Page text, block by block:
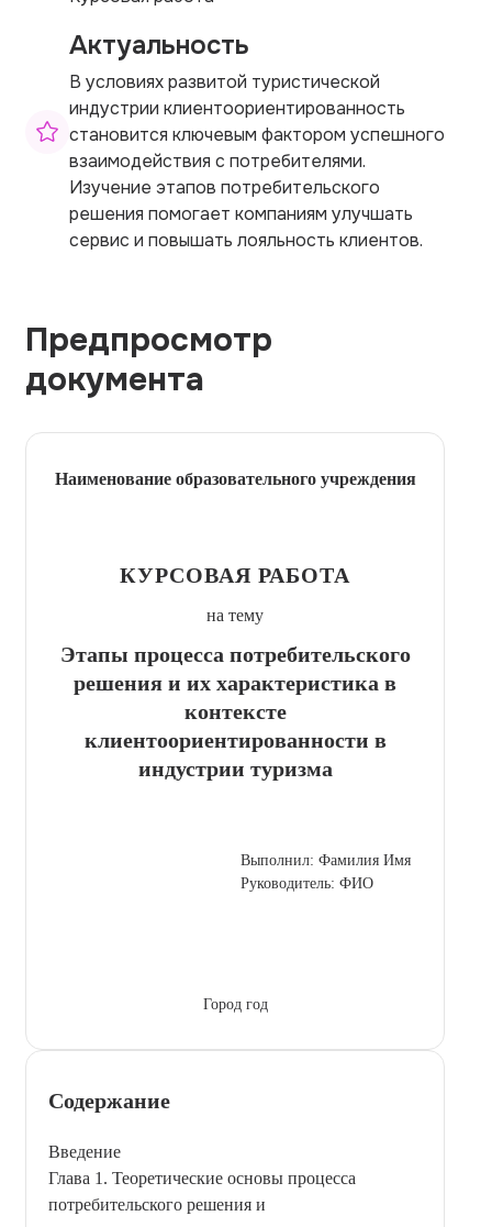
Актуальность
В условиях развитой туристической
индустрии клиентоориентированность
становится ключевым фактором успешного
взаимодействия с потребителями.
Изучение этапов потребительского
решения помогает компаниям улучшать
сервис и повышать лояльность клиентов.
Предпросмотр
документа
Наименование образовательного учреждения
КУРСОВАЯ РАБОТА
на тему
Этапы процесса потребительского
решения и их характеристика в
контексте
клиентоориентированности в
индустрии туризма
Выполнил: Фамилия Имя
Руководитель: ФИО
Город год
Содержание
Введение
Глава 1. Теоретические основы процесса
потребительского решения и